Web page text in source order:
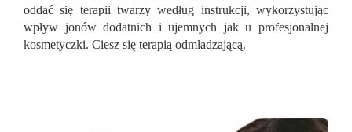
oddać się terapii twarzy według instrukcji, wykorzystując
wpływ jonów dodatnich i ujemnych jak u profesjonalnej
kosmetyczki. Ciesz się terapią odmładzającą.